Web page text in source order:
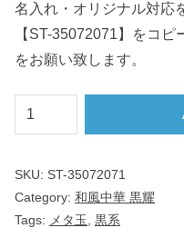
名入れ・オリジナル対応
【ST-35072071】をコピ
をお願い致します。
メ
タ
１
SKU: ST-35072071
Category: 和風中華 黒耀
Tags: メタ玉 黒系